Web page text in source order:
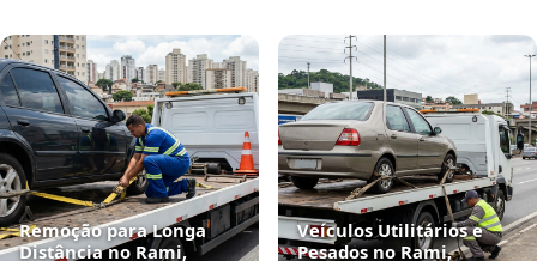
Remoção para Longa
Distância no Rami,
Veículos Utilitários e
Pesados no Rami,